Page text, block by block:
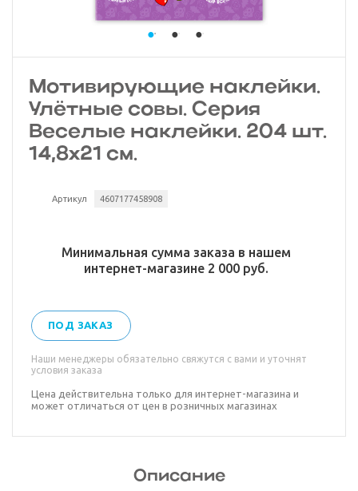
Мотивирующие наклейки.
Улётные совы. Серия
Веселые наклейки. 204 шт.
14,8х21 см.
Артикул 4607177458908
Минимальная сумма заказа в нашем
интернет-магазине 2 000 руб.
ПОД ЗАКАЗ
Наши менеджеры обязательно свяжутся с вами и уточнят
условия заказа
Цена действительна только для интернет-магазина и
может отличаться от цен в розничных магазинах
Описание